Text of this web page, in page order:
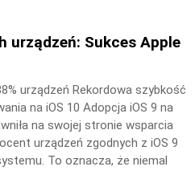
urządzeń: Sukces Apple
urządzeń Rekordowa szybkość
na iOS 10 Adopcja iOS 9 na
na swojej stronie wsparcia
urządzeń zgodnych z iOS 9
To oznacza, że niemal